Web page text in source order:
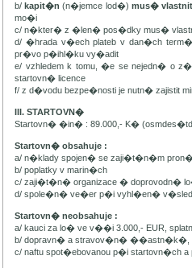
b/kapit�n(n�jemce lod�) mus�
mo�i
c/ n�kter� z �len� pos�dky mus�
d/ �hrada v�ech plateb v dan�ch
pr�vo p�ihl�ku vy�adit
e/ vzhledem k tomu, �e se nejedn� o
startovn� licence
f/ z d�vodu bezpe�nosti je nutn� zajistit
III. STARTOVN�
Startovn� �in� : 89.000,- K�
Startovn� obsahuje :
a/ n�klady spojen� se zaji�t�n�m
b/ poplatky v marin�ch
c/ zaji�t�n� organizace � doprovodn�
d/ spole�n� ve�er p�i vyhl�en�
Startovn� neobsahuje :
a/ kauci za lo� ve v��i 3.000,- EUR,
b/ dopravn� a stravov�n� ��astn�k�,
c/ naftu spot�ebovanou p�i startovn�ch